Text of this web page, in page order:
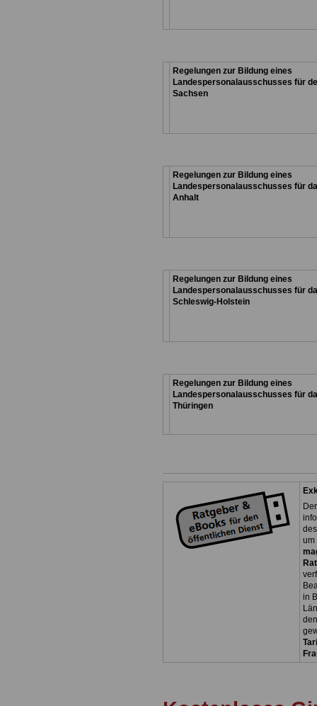
Regelungen zur Bildung eines
Landespersonalausschusses für
Sachsen
Regelungen zur Bildung eines
Landespersonalausschusses für
Anhalt
Regelungen zur Bildung eines
Landespersonalausschusses für
Schleswig-Holstein
Regelungen zur Bildung eines
Landespersonalausschusses für
Thüringen
um
in